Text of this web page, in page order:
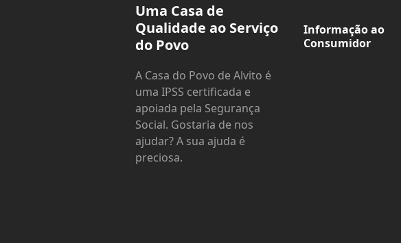
Uma Casa de
Qualidade ao Serviço
do Povo
A Casa do Povo de Alvito é
uma IPSS certificada e
apoiada pela Segurança
Social. Gostaria de nos
ajudar? A sua ajuda é
preciosa.
Informação ao
Consumidor